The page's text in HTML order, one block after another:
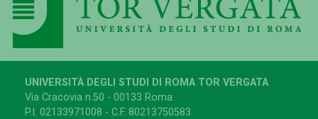
UNIVERSITÀ DEGLI STUDI DI ROMA TOR VERGATA
Via Cracovia n.50 - 00133 Roma
P.I. 02133971008 - C.F. 80213750583